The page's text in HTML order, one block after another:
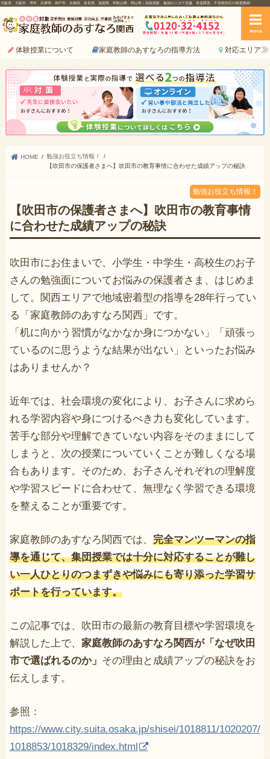
大阪府、大阪市、堺市、兵庫県、神戸市、京都府、奈良県、滋賀県、和歌山県、岡山県｜高校受験、勉強のニガテ克服、発達障害、不登校対応の家庭教師
menu
体験授業について 家庭教師のあすなろの指導方法 対応エリア
HOME
勉強お役立ち情報！
【吹田市の保護者さまへ】吹田市の教育事情に合わせた成績アップの秘訣
勉強お役立ち情報！
【吹田市の保護者さまへ】吹田市の教育事情
に合わせた成績アップの秘訣
吹田市にお住まいで、小学生・中学生・高校生のお子
さんの勉強面についてお悩みの保護者さま、はじめま
して。関西エリアで地域密着型の指導を28年行ってい
る「家庭教師のあすなろ関西」です。
「机に向かう習慣がなかなか身につかない」「頑張っ
ているのに思うような結果が出ない」といったお悩み
はありませんか？
近年では、社会環境の変化により、お子さんに求めら
れる学習内容や身につけるべき力も変化しています。
苦手な部分や理解できていない内容をそのままにして
しまうと、次の授業についていくことが難しくなる場
合もあります。そのため、お子さんそれぞれの理解度
や学習スピードに合わせて、無理なく学習できる環境
を整えることが重要です。
家庭教師のあすなろ関西では、 完全マンツーマンの指
導を通じて、集団授業では十分に対応することが難し
い一人ひとりのつまずきや悩みにも寄り添った学習サ
ポートを行っています。
この記事では、吹田市の最新の教育目標や学習環境を
解説した上で、 家庭教師のあすなろ関西が「なぜ吹田
市で選ばれるのか」 その理由と成績アップの秘訣をお
伝えします。
参照：
https://www.city.suita.osaka.jp/shisei/1018811/1020207/
1018853/1018329/index.html